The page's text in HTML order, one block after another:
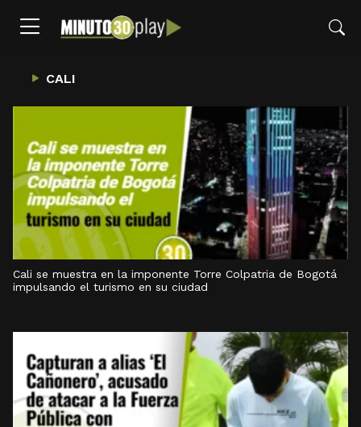
CALI
Cali se muestra en la imponente Torre Colpatria de Bogotá
impulsando el turismo en su ciudad